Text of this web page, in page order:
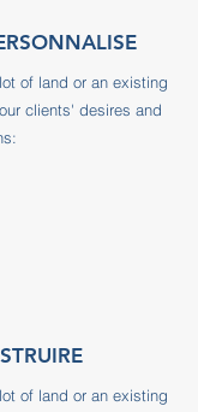
of land or an existing
clients' desires and
of land or an existing